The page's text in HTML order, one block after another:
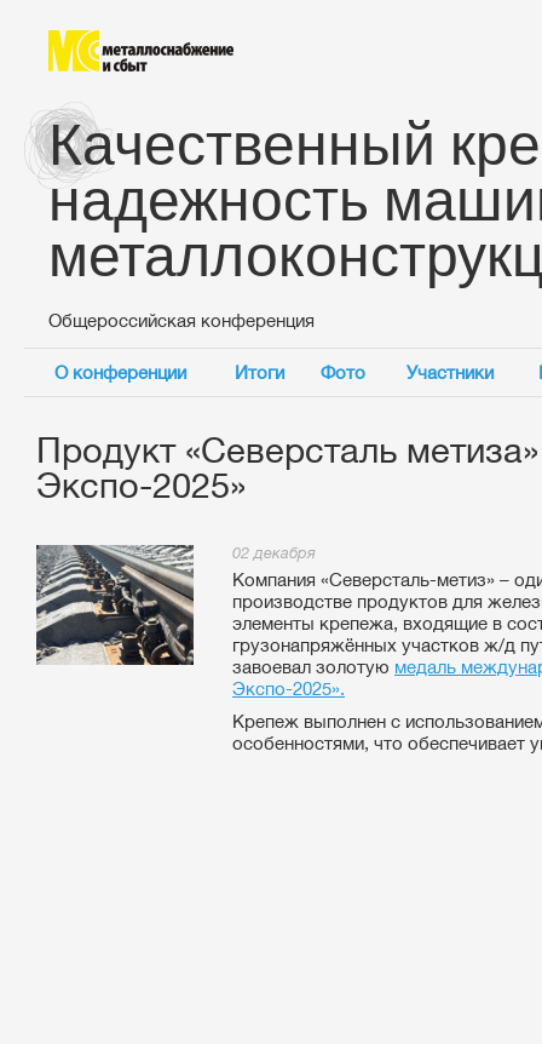
Качественный
надежность
Общероссийская конференция
О конференции Итоги Фото Участники
Продукт «Северсталь
Экспо-2025»
02 декабря
Компания «Северсталь-метиз» –
производстве продуктов для
элементы крепежа, входящие в
грузонапряжённых участков ж/д
завоевал золотую медаль
Экспо-2025».
Крепеж выполнен с
особенностями, что обеспечивает